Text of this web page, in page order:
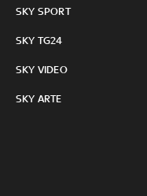
SKY SPORT
SKY TG24
SKY VIDEO
SKY ARTE